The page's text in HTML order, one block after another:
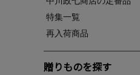
特集一覧
再入荷商品
贈りものを探す